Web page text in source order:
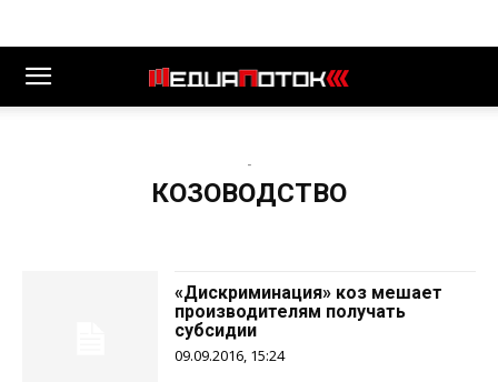
-
КОЗОВОДСТВО
«Дискриминация» коз мешает
производителям получать
субсидии
09.09.2016, 15:24